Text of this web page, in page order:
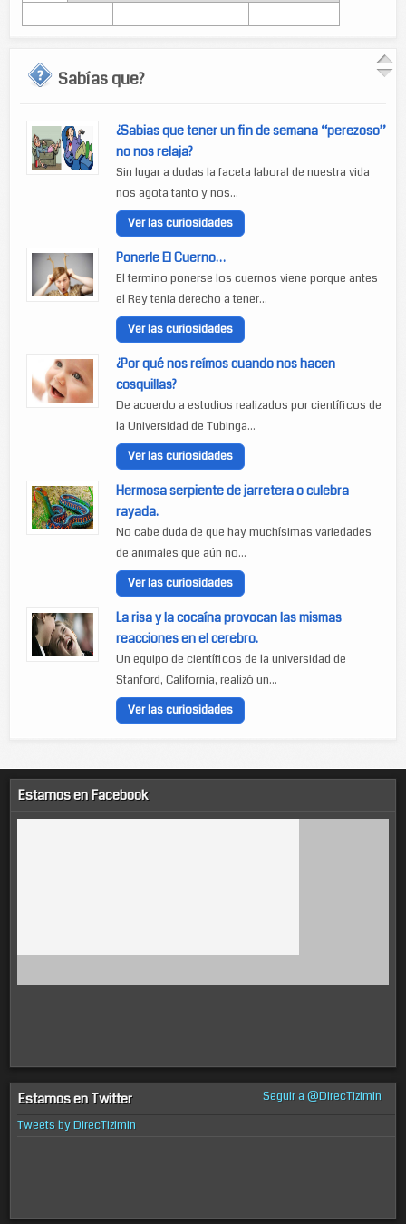
Sabías que?
¿Sabias que tener un fin de semana “perezoso”
no nos relaja?
Sin lugar a dudas la faceta laboral de nuestra vida
nos agota tanto y nos...
Ver las curiosidades
Ponerle El Cuerno…
El termino ponerse los cuernos viene porque antes
el Rey tenia derecho a tener...
Ver las curiosidades
¿Por qué nos reímos cuando nos hacen
cosquillas?
De acuerdo a estudios realizados por científicos de
la Universidad de Tubinga...
Ver las curiosidades
Hermosa serpiente de jarretera o culebra
rayada.
No cabe duda de que hay muchísimas variedades
de animales que aún no...
Ver las curiosidades
La risa y la cocaína provocan las mismas
reacciones en el cerebro.
Un equipo de científicos de la universidad de
Stanford, California, realizó un...
Ver las curiosidades
Estamos en Facebook
Estamos en Twitter
Seguir a @DirecTizimin
Tweets by DirecTizimin